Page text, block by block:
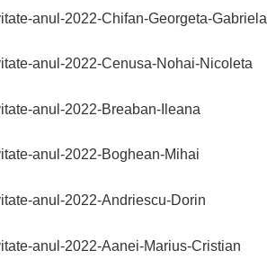
anul-2022-Chifan-Georgeta-Gabriela
anul-2022-Cenusa-Nohai-Nicoleta
anul-2022-Breaban-Ileana
anul-2022-Boghean-Mihai
anul-2022-Andriescu-Dorin
anul-2022-Aanei-Marius-Cristian